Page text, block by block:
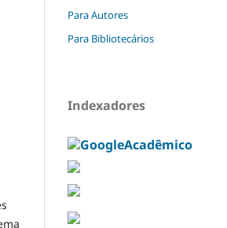
Para Autores
Para Bibliotecários
Indexadores